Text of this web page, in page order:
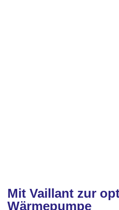
Mit Vaillant zur
Wärmepumpe